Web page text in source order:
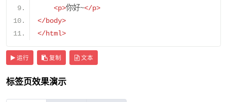
<p>你好~</p>
</body>
</html>
运行 复制 文本
标签页效果演示